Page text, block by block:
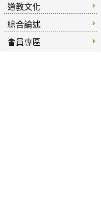
道教文化
綜合論述
會員專區